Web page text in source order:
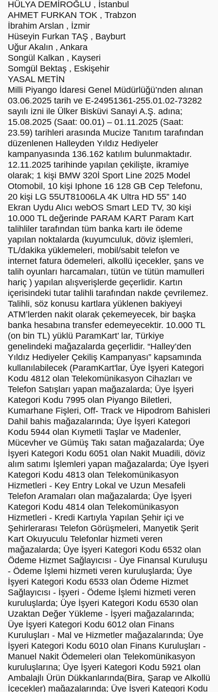
HÜLYA DEMİROĞLU , İstanbul
AHMET FURKAN TOK , Trabzon
İbrahim Arslan , İzmir
Hüseyin Furkan TAŞ , Bayburt
Uğur Akalın , Ankara
Songül Kalkan , Kayseri
Somgül Bektaş , Eskişehir
YASAL METİN
Milli Piyango İdaresi Genel Müdürlüğü’nden alınan
03.06.2025 tarih ve E-24951361-255.01.02-73282
sayılı izni ile Ülker Bisküvi Sanayi A.Ş. adına;
15.08.2025 (Saat: 00.01) – 01.11.2025 (Saat:
23.59) tarihleri arasında Mucize Tanıtım tarafından
düzenlenen Halleyden Yıldız Hediyeler
kampanyasında 136.162 katılım bulunmaktadır.
12.11.2025 tarihinde yapılan çekilişte, ikramiye
olarak; 1 kişi BMW 320İ Sport Line 2025 Model
Otomobil, 10 kişi Iphone 16 128 GB Cep Telefonu,
20 kişi LG 55UT81006LA 4K Ultra HD 55” 140
Ekran Uydu Alıcı webOS Smart LED TV, 30 kişi
10.000 TL değerinde PARAM KART Param Kart
talihliler tarafından tüm banka kartı ile ödeme
yapılan noktalarda (kuyumculuk, döviz işlemleri,
TL/dakika yüklemeleri, mobil/sabit telefon ve
internet fatura ödemeleri, alkollü içecekler, şans ve
talih oyunları harcamaları, tütün ve tütün mamulleri
hariç ) yapılan alışverişlerde geçerlidir. Kartın
içerisindeki tutar talihli tarafından nakde çevrilemez.
Talihli, söz konusu kartlara yüklenen bakiyeyi
ATM’lerden nakit olarak çekemeyecek, bir başka
banka hesabına transfer edemeyecektir. 10.000 TL
(on bin TL) yüklü ParamKart’ lar, Türkiye
genelindeki mağazalarda geçerlidir. “Halley’den
Yıldız Hediyeler Çekiliş Kampanyası” kapsamında
kullanılabilecek (ParamKart'lar, Üye İşyeri Kategori
Kodu 4812 olan Telekomünikasyon Cihazları ve
Telefon Satışları yapan mağazalarda; Üye İşyeri
Kategori Kodu 7995 olan Piyango Biletleri,
Kumarhane Fişleri, Off- Track ve Hipodrom Bahisleri
Dahil bahis mağazalarında; Üye İşyeri Kategori
Kodu 5944 olan Kıymetli Taşlar ve Madenler,
Mücevher ve Gümüş Takı satan mağazalarda; Üye
İşyeri Kategori Kodu 6051 olan Nakit Muadili, döviz
alım satımı İşlemleri yapan mağazalarda; Üye İşyeri
Kategori Kodu 4813 olan Telekomünikasyon
Hizmetleri - Key Entry Lokal ve Uzun Mesafeli
Telefon Aramaları olan mağazalarda; Üye İşyeri
Kategori Kodu 4814 olan Telekomünikasyon
Hizmetleri - Kredi Kartıyla Yapılan Şehir içi ve
Şehirlerarası Telefon Görüşmeleri, Manyetik Şerit
Kart Okuyuculu Telefonlar hizmeti veren
mağazalarda; Üye İşyeri Kategori Kodu 6532 olan
Ödeme Hizmet Sağlayıcısı - Üye Finansal Kuruluşu
- Ödeme İşlemi hizmeti veren kuruluşlarda; Üye
İşyeri Kategori Kodu 6533 olan Ödeme Hizmet
Sağlayıcısı - İşyeri - Ödeme İşlemi hizmeti veren
kuruluşlarda; Üye İşyeri Kategori Kodu 6530 olan
Uzaktan Değer Yükleme - İşyeri mağazalarında;
Üye İşyeri Kategori Kodu 6012 olan Finans
Kuruluşları - Mal ve Hizmetler mağazalarında; Üye
İşyeri Kategori Kodu 6010 olan Finans Kuruluşları -
Manuel Nakit Ödemeleri olan Telekomünikasyon
kuruluşlarına; Üye İşyeri Kategori Kodu 5921 olan
Ambalajlı Ürün Dükkanlarında(Bira, Şarap ve Alkollü
İçecekler) mağazalarında; Üye İşyeri Kategori Kodu